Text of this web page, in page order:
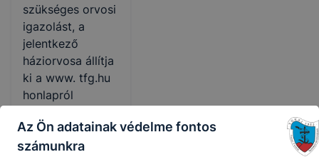
szükséges orvosi
igazolást, a
jelentkező
háziorvosa állítja
ki a www. tfg.hu
honlapról
nyomtatvány
alapján.
Az Ön adatainak védelme fontos
számunkra